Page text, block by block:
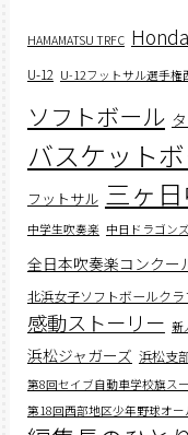
HAMAMATSU TRFC
U-12 U-12フットサル選手権
ソフトボール
バスケット
フットサル 三ヶ
中学生吹奏楽 中日ドラゴン
全日本吹奏楽コンクー
北浜女子ソフトボールクラ
感動ストーリー 新
浜松ジャガーズ 浜松支
第8回セイブ自動車学校旗ス
第18回西部地区少年野球オ